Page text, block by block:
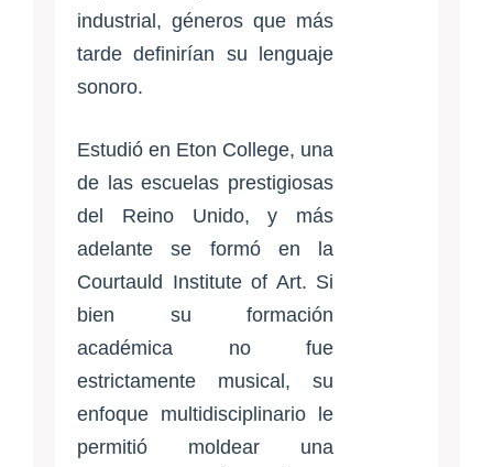
industrial, géneros que más
tarde definirían su lenguaje
sonoro.
Estudió en Eton College, una
de las escuelas prestigiosas
del Reino Unido, y más
adelante se formó en la
Courtauld Institute of Art. Si
bien su formación
académica no fue
estrictamente musical, su
enfoque multidisciplinario le
permitió moldear una